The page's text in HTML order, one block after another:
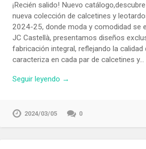
¡Recién salido! Nuevo
nueva colección de calcetines y
2024-25, donde moda y comodidad se
JC Castellà, presentamos diseños
fabricación integral, reflejando la calidad
caracteriza en cada par de calcetines y…
Seguir leyendo →
2024/03/05 0